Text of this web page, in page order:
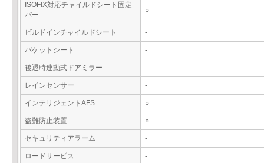
ISOFIX対応チャイルドシート固定
バー
○
ビルドインチャイルドシート -
バケットシート -
後退時連動式ドアミラー -
レインセンサー -
インテリジェントAFS ○
盗難防止装置 ○
セキュリティアラーム -
ロードサービス -